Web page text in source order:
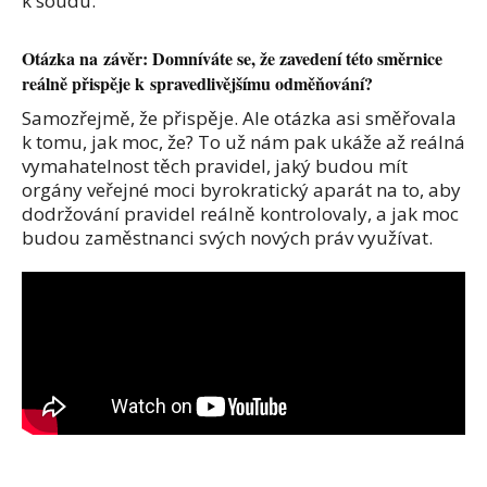
Otázka na závěr: Domníváte se, že zavedení této směrnice
reálně přispěje k spravedlivějšímu odměňování?
Samozřejmě, že přispěje. Ale otázka asi směřovala
k tomu, jak moc, že? To už nám pak ukáže až reálná
vymahatelnost těch pravidel, jaký budou mít
orgány veřejné moci byrokratický aparát na to, aby
dodržování pravidel reálně kontrolovaly, a jak moc
budou zaměstnanci svých nových práv využívat.